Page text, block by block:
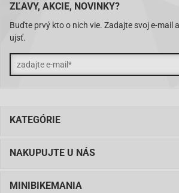
ZĽAVY, AKCIE, NOVINKY?
Buďte prvý kto o nich vie. Zadajte svoj e-mail
ujsť.
KATEGÓRIE
NAKUPUJTE U NÁS
MINIBIKEMANIA